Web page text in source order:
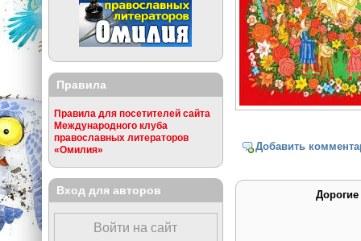
Добавить
Правила
Правила для посетителей сайта
Международного клуба
православных литераторов
«Омилия»
Вход для авторов
Войти на сайт